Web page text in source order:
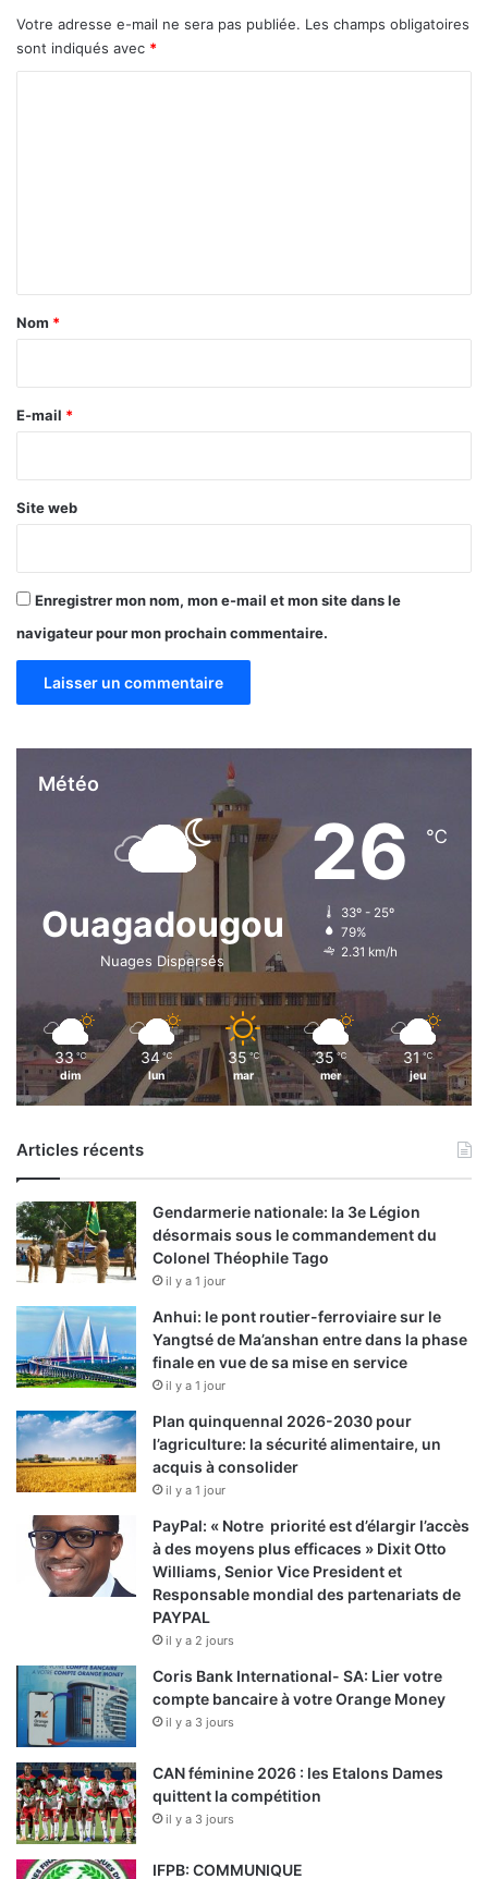
t
p
i
t
a
s
Votre adresse e-mail ne sera pas publiée. Les champs obligatoires
sont indiqués avec *
a
e
Nom *
E-mail *
Site web
Enregistrer mon nom, mon e-mail et mon site dans le
navigateur pour mon prochain commentaire.
Météo
Ouagadougou
Nuages Dispersés
26 ℃
33º - 25º
79%
2.31 km/h
33 ℃
dim
34 ℃
lun
35 ℃
mar
35 ℃
mer
31 ℃
jeu
Articles récents
Gendarmerie nationale: la 3e Légion
désormais sous le commandement du
Colonel Théophile Tago
il y a 1 jour
Anhui: le pont routier-ferroviaire sur le
Yangtsé de Ma’anshan entre dans la phase
finale en vue de sa mise en service
il y a 1 jour
Plan quinquennal 2026-2030 pour
l’agriculture: la sécurité alimentaire, un
acquis à consolider
il y a 1 jour
PayPal: « Notre priorité est d’élargir l’accès
à des moyens plus efficaces » Dixit Otto
Williams, Senior Vice President et
Responsable mondial des partenariats de
PAYPAL
il y a 2 jours
Coris Bank International- SA: Lier votre
compte bancaire à votre Orange Money
il y a 3 jours
CAN féminine 2026 : les Etalons Dames
quittent la compétition
il y a 3 jours
IFPB: COMMUNIQUE